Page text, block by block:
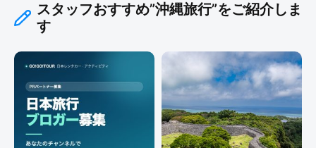
スタッフおすすめ”沖縄旅行”をご紹介しま
す